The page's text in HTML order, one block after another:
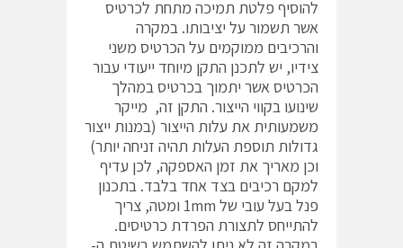
להוסיף פלטת תמיכה מתחת לכרטיס
אשר תשמור על יציבותו. במקרה
והרכיבים ממוקמים על הכרטיס משני
צידיו, יש לתכנן התקן מיוחד ייעודי עבור
הכרטיס אשר יתמוך בכרטיס במהלך
שינועו בקווי הייצור. התקן זה, מייקר
משמעותית את עלות הייצור (במנות ייצור
גדולות תוספת העלות תהיה זניחה יותר)
וכן מאריך את זמן האספקה, לכן עדיף
למקם רכיבים בצד אחד בלבד. בתכנון
פנל בעל עובי של 1mm ומטה, צריך
להתייחס לתצורת הפרדת כרטיסים.